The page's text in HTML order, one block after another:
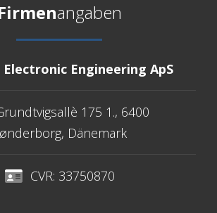
angaben
Electronic Engineering ApS
175 1., 6400
Dänemark
CVR: 33750870